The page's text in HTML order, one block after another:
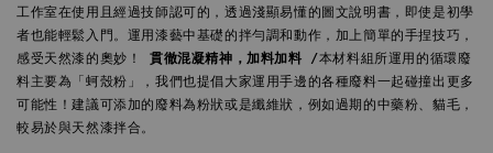
工作室在使用且經過技師認可的，透過淺顯易懂的圖文說明書，即使是初學
者也能輕鬆入門。運用漆藝中基礎的拌勻調和動作，加上簡單的手捏技巧，
感受天然漆的奧妙！
貫徹混凝精神，加料加料 /本材料組所運用的循環廢
料主要為「蚵殼粉」，我們也提倡大家運用手邊的各種廢料一起碰撞出更多
可能性！建議可添加的廢料為粉狀或是纖維狀，例如過期的中藥粉、貓毛，
較易於與天然漆拌合。